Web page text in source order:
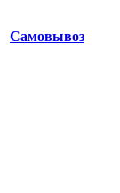
Самовывоз